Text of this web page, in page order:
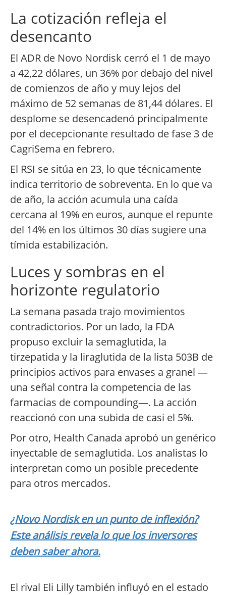
La cotización refleja el
desencanto
El ADR de Novo Nordisk cerró el 1 de mayo
a 42,22 dólares, un 36% por debajo del nivel
de comienzos de año y muy lejos del
máximo de 52 semanas de 81,44 dólares. El
desplome se desencadenó principalmente
por el decepcionante resultado de fase 3 de
CagriSema en febrero.
El RSI se sitúa en 23, lo que técnicamente
indica territorio de sobreventa. En lo que va
de año, la acción acumula una caída
cercana al 19% en euros, aunque el repunte
del 14% en los últimos 30 días sugiere una
tímida estabilización.
Luces y sombras en el
horizonte regulatorio
La semana pasada trajo movimientos
contradictorios. Por un lado, la FDA
propuso excluir la semaglutida, la
tirzepatida y la liraglutida de la lista 503B de
principios activos para envases a granel —
una señal contra la competencia de las
farmacias de compounding—. La acción
reaccionó con una subida de casi el 5%.
Por otro, Health Canada aprobó un genérico
inyectable de semaglutida. Los analistas lo
interpretan como un posible precedente
para otros mercados.
¿Novo Nordisk en un punto de inflexión?
Este análisis revela lo que los inversores
deben saber ahora.
El rival Eli Lilly también influyó en el estado